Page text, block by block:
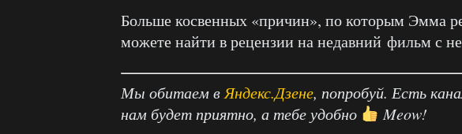
Больше косвенных «причин», по которым Эмма
можете найти в рецензии на недавний фильм с
Мы обитаем вЯндекс.Дзене, попробуй. Есть
нам будет приятно, а тебе удобно
Meow!